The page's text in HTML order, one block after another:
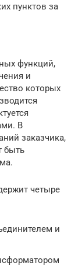
пунктов за
функций,
и
которых
В
заказчика,
быть
четыре
и